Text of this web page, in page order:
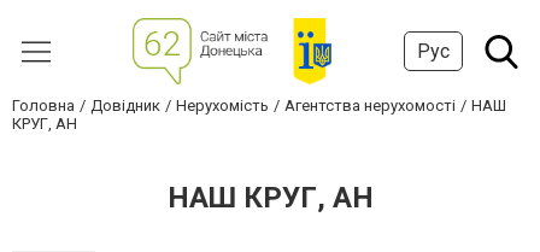
Рус
Головна Довідник Нерухомість Агентства нерухомості
НАШ
КРУГ, АН
НАШ КРУГ, АН